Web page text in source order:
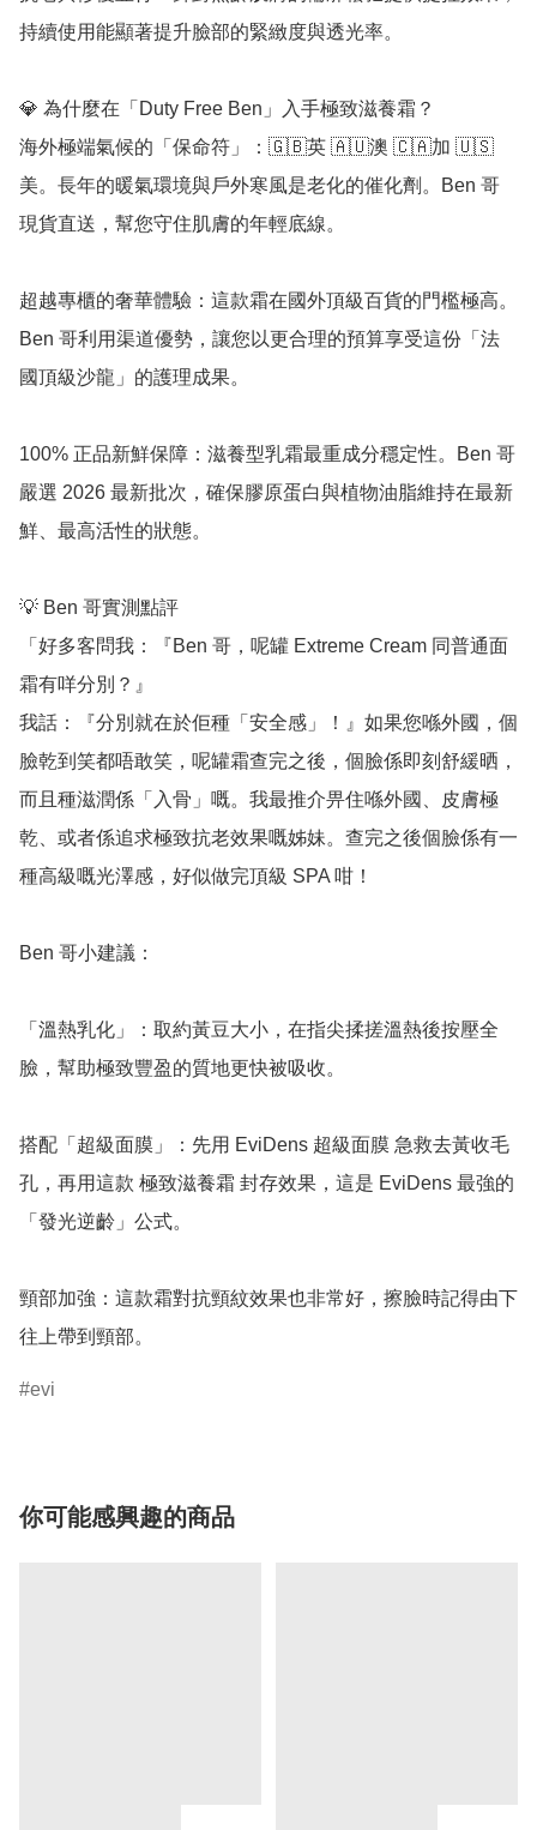
持續使用能顯著提升臉部的緊緻度與透光率。
💎 為什麼在「Duty Free Ben」入手極致滋養霜？
海外極端氣候的「保命符」：🇬🇧英 🇦🇺澳 🇨🇦加 🇺🇸
美。長年的暖氣環境與戶外寒風是老化的催化劑。Ben 哥
現貨直送，幫您守住肌膚的年輕底線。
超越專櫃的奢華體驗：這款霜在國外頂級百貨的門檻極高。
Ben 哥利用渠道優勢，讓您以更合理的預算享受這份「法
國頂級沙龍」的護理成果。
100% 正品新鮮保障：滋養型乳霜最重成分穩定性。Ben 哥
嚴選 2026 最新批次，確保膠原蛋白與植物油脂維持在最新
鮮、最高活性的狀態。
💡 Ben 哥實測點評
「好多客問我：『Ben 哥，呢罐 Extreme Cream 同普通面
霜有咩分別？』
我話：『分別就在於佢種「安全感」！』如果您喺外國，個
臉乾到笑都唔敢笑，呢罐霜查完之後，個臉係即刻舒緩晒，
而且種滋潤係「入骨」嘅。我最推介畀住喺外國、皮膚極
乾、或者係追求極致抗老效果嘅姊妹。查完之後個臉係有一
種高級嘅光澤感，好似做完頂級 SPA 咁！
Ben 哥小建議：
「溫熱乳化」：取約黃豆大小，在指尖揉搓溫熱後按壓全
臉，幫助極致豐盈的質地更快被吸收。
搭配「超級面膜」：先用 EviDens 超級面膜 急救去黃收毛
孔，再用這款 極致滋養霜 封存效果，這是 EviDens 最強的
「發光逆齡」公式。
頸部加強：這款霜對抗頸紋效果也非常好，擦臉時記得由下
往上帶到頸部。
evi
你可能感興趣的商品